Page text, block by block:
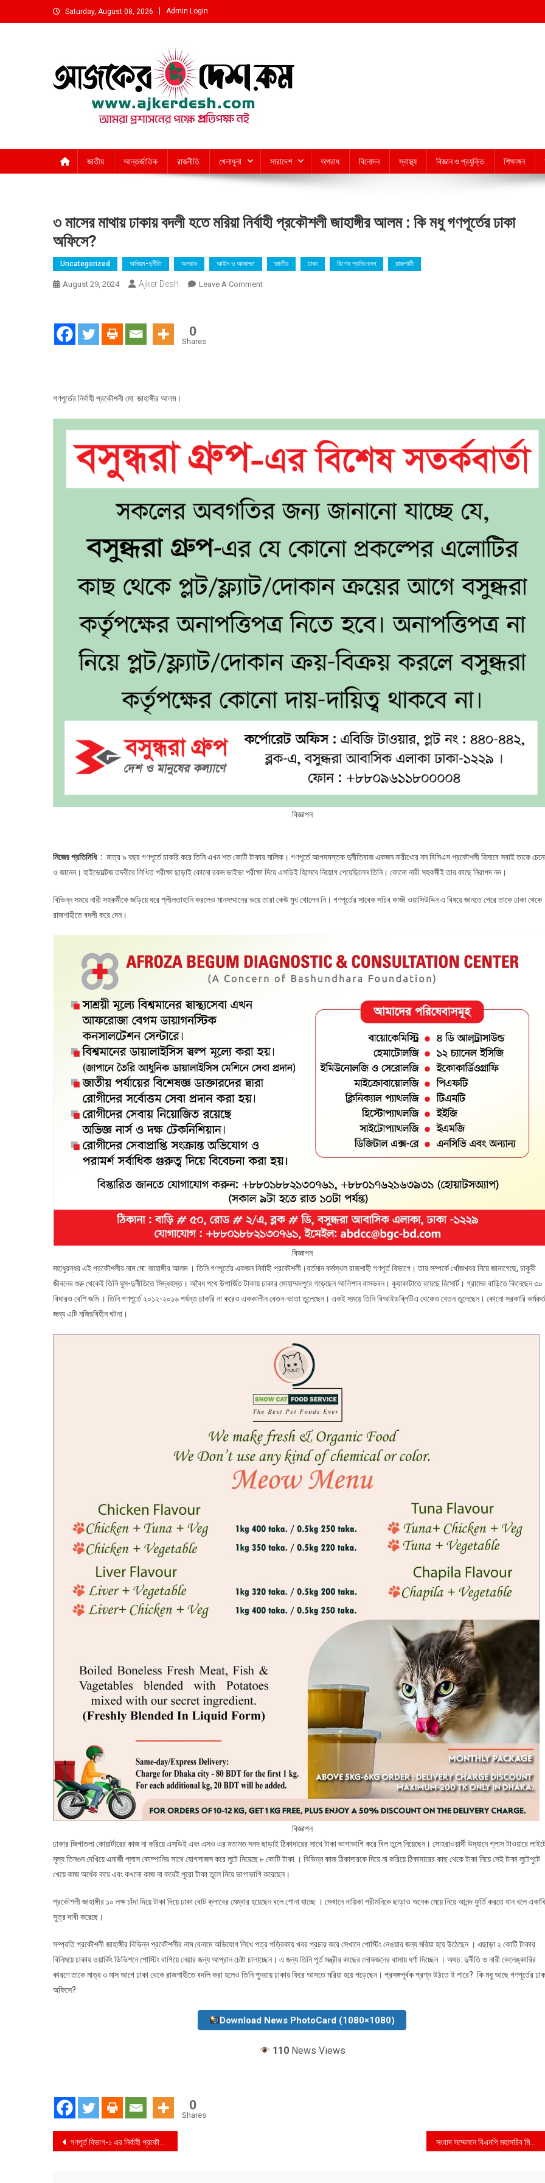
to
Saturday, August 08, 2026 Admin Login
জাতীয় আন্তর্জাতিক রাজনীতি খেলাধুলা সারাদেশ অপরাধ বিনোদন স্বাস্থ্য বিজ্ঞান ও প্রযুক্তি শিক্ষাঙ্গন
৩ মাসের মাথায় ঢাকায় বদলী হতে মরিয়া নির্বাহী প্রকৌশলী জাহাঙ্গীর আলম : কি মধু গণপূর্তের ঢাকা
অফিসে?
Uncategorized অনিয়ম-দুর্নীতি অপরাধ আইন ও আদালত জাতীয় ঢাকা বিশেষ প্রতিবেদন রাজশাহী
August 29, 2024 Ajker Desh Leave A CommentOn
কি
ঢাকা
অফিসে?
0
Shares
গণপূর্তের নির্বাহী প্রকৌশলী মো: জাহাঙ্গীর আলম।
বিজ্ঞাপন
নিজের প্রতিনিধি : মাত্র ৯ বছর গণপূর্তে চাকরি করে তিনি এখন শত কোটি টাকার মালিক। গণপূর্তে আপদমস্তক দুর্নীতিবাজ একজন নারীখোর নন বিসিএস প্রকৌশলী হিসাবে সবাই তাকে
ও জানেন। হাইভোল্টেজ তদবীরে লিখিত পরীক্ষা ছাড়াই কোনো রকম ভাইভা পরীক্ষা দিয়ে এসডিই হিসেবে নিয়োগ পেয়েছিলেন তিনি। কোনো নারী সহকর্মীই তার কাছে নিরাপদ নন।
বিভিন্ন সময়ে নারী সহকর্মীকে জড়িয়ে ধরে শ্লীলতাহানি করলেও মানসম্মানের ভয়ে তারা কেউ মুখ খোলেন নি। গণপূর্তের সাবেক সচিব কাজী ওয়াসিউদ্দিন এ বিষয়ে জানতে পেরে তাকে ঢাকা থেকে
রাজশাহীতে বদলী করে দেন।
বিজ্ঞাপন
মহাধুরন্ধর এই প্রকৌশলীর নাম মো: জাহাঙ্গীর আলম । তিনি গণপূর্তের একজন নির্বাহী প্রকৌশলী।বর্তমান কর্মস্থল রাজশাহী গণপূর্ত বিভাগে। তার সম্পর্কে খোঁজখবর নিয়ে জানাগেছে, চাকুরী
জীবনের শুরু থেকেই তিনি ঘুস-দুর্নীতিতে সিদ্ধহস্ত। অবৈধ পথে উপার্জিত টাকায় ঢাকার মোহাম্মদপুরে গড়েছেন আলিশান বাসভবন। কুয়াকাটাতে রয়েছে রিসোর্ট। গ্রামের বাড়িতে কিনেছেন ৩০
বিঘারও বেশি জমি । তিনি গণপূর্তে ২০১২-২০১৬ পর্যন্ত চাকরি না করেও এককালীন বেতন-ভাতা তুলেছেন। একই সময়ে তিনি বিআইডব্লিটিএ থেকেও বেতন তুলেছেন। কোনো সরকারি
জন্য এটি নজিরবিহীন ঘটনা।
বিজ্ঞাপন
ঢাকার জিগাতলা কোয়ার্টারের কাজ না করিয়ে এসডিই এবং এসও এর মতামত সনদ ছাড়াই ঠিকাদারের সাথে টাকা ভাগাভাগি করে বিল তুলে নিয়েছেন। সোহরাওয়ার্দী উদ্যানে গ্লাস টাওয়ারে
মূল্য তিনগুন দেখিয়ে এনার্জী প্লাস কোম্পানির সাথে যোগসাজস করে লুটে নিয়েছে ৮ কোটি টাকা । বিভিন্ন কাজ ঠিকাদারকে দিয়ে না করিয়ে ঠিকাদারের কাছ থেকে টাকা নিয়ে সেই টাকা লুটেপুটে
খেয়ে কাজ অর্ধেক করে এবং কখনো কাজ না করেই পুরো টাকা তুলে নিয়ে ভাগাভাগি করেছেন।
প্রকৌশলী জাহাঙ্গীর ১০ লক্ষ চাঁদা দিয়ে টাকা দিয়ে ঢাকা বোট ক্লাবের মেম্বার হয়েছেন বলে শোনা যাচ্ছে । সেখানে নায়িকা পরীমনিকে ছাড়াও অনেক মেয়ে নিয়ে আনন্দ ফুর্তি করতে যান বলে
সুত্র দাবী করেছে।
সম্প্রতি প্রকৌশলী জাহাঙ্গীর বিভিন্ন প্রকৌশলীর নাম বেনামে অভিযোগ লিখে পত্র পত্রিকায় খবর প্রচার করে সেখানে পোস্টিং নেওয়ার জন্য মরিয়া হয়ে উঠেছেন । এছাড়া ২ কোটি টাকার
বিনিময়ে ঢাকায় ওয়ার্কিং ডিভিশনে পোস্টিং বাগিয়ে নেয়ার জন্য আপ্রান চেষ্টা চালাচ্ছেন। এ জন্য তিনি পূর্ত মন্ত্রীর কাছের লোকজনের বাসায় ধর্ণা দিচ্ছেন । অথচ: দুর্নীতি ও নারী কেলেঙ্কারির
কারণে তাকে মাত্র ৩ মাস আগে ঢাকা থেকে রাজশাহীতে বদলি করা হলেও তিনি পুনরায় ঢাকায় ফিরে আসতে মরিয়া হয়ে পড়েছেন। প্রসঙ্গপূর্বক প্রশ্ন উঠতে ই পারে? কি মধু আছে গণপূর্তের
অফিসে?
Download News PhotoCard (1080×1080)
110News Views
0
Shares
Post
গণপূর্ত বিভাগ-১ এর নির্বাহী প্রকৌশলী মোহাম্মদ মোয়াজ্জেম হোসেন কি শেরেবাংলানগর এলাকা ইজারা নিয়েছেন ? সংবাদ সম্মেলনে বিএনপি মহাসচিব মির্জা ফখরুল ওয়ান-ইলেভেনের কথা তো আমরা ভুলতে পারি না